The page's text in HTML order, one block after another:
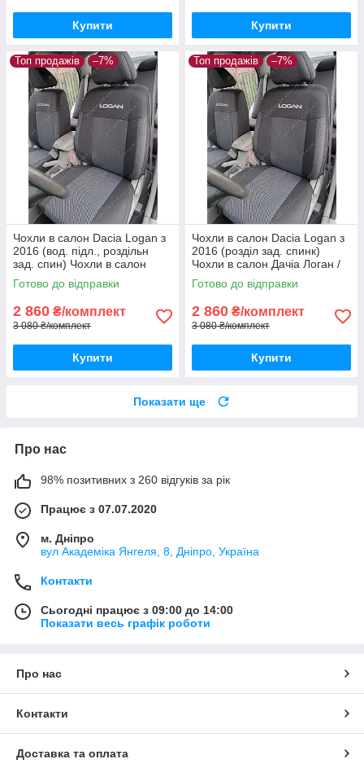
Купити Купити
Топ продажів –7%
Чохли в салон Dacia Logan з
2016 (вод. підл., роздільн
зад. спин) Чохли в салон
Дачіа Логан / авто чохли
Dacia Logan
Готово до відправки
2 860 ₴/комплект
3 080 ₴/комплект
Купити
Топ продажів –7%
Чохли в салон Dacia Logan з
2016 (розділ зад. спинк)
Чохли в салон Дачіа Логан /
авто чохли Dacia Logan
Готово до відправки
2 860 ₴/комплект
3 080 ₴/комплект
Купити
Показати ще
Про нас
98% позитивних з 260 відгуків за рік
Працює з 07.07.2020
м. Дніпро
вул Академіка Янгеля, 8, Дніпро, Україна
Контакти
Сьогодні працює з 09:00 до 14:00
Показати весь графік роботи
Про нас
Контакти
Доставка та оплата